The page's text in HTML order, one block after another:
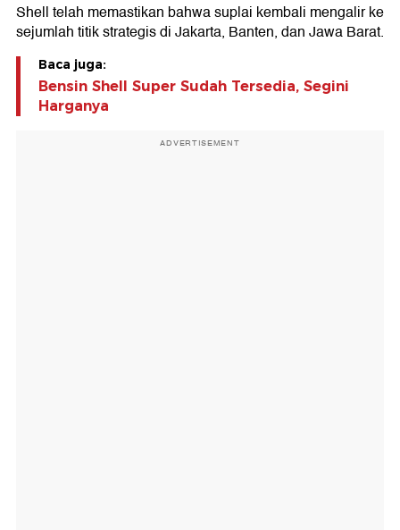
Shell telah memastikan bahwa suplai kembali mengalir ke
sejumlah titik strategis di Jakarta, Banten, dan Jawa Barat.
Baca juga:
Bensin Shell Super Sudah Tersedia, Segini
Harganya
ADVERTISEMENT